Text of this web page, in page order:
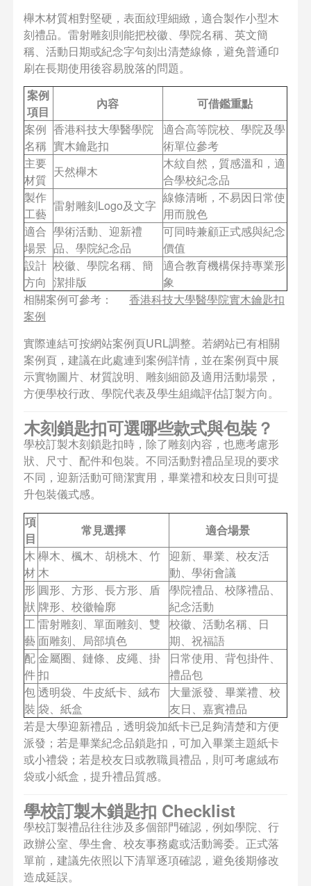
櫸木材質相對堅硬，表面紋理細緻，適合製作小型木
刻禮品。雷射雕刻則能把校徽、學院名稱、英文簡
稱、活動日期或紀念字句刻出清楚線條，避免普通印
刷在長期使用後容易脫落的問題。
案例
項目
內容
可借鑑重點
案例
名稱
香港科技大學醫學院
實木鑰匙扣
適合高等院校、學院及學
術單位參考
主要
材質
天然櫸木
木紋自然，質感溫和，適
合學校紀念品
製作
工藝
雷射雕刻Logo及文字
線條清晰，不易因日常使
用而脫色
適合
場景
學術活動、迎新禮
品、學院紀念品
可同時兼顧正式感與紀念
價值
設計
方向
校徽、學院名稱、簡
潔排版
適合教育機構保持專業形
象
相關案例可參考： 香港科技大學醫學院實木鑰匙扣
案例
實際連結可按網站案例頁URL調整。若網站已有相關
案例頁，建議在此處連到案例詳情，並在案例頁中展
示實物圖片、材質說明、雕刻細節及適用活動場景，
方便學校行政、學院代表及學生組織評估訂製方向。
木刻鎖匙扣可選哪些款式與包裝？
學校訂製木刻鎖匙扣時，除了雕刻內容，也應考慮形
狀、尺寸、配件和包裝。不同活動對禮品呈現的要求
不同，迎新活動可簡潔實用，畢業禮和校友日則可提
升包裝儀式感。
項
目
常見選擇
適合場景
木
材
櫸木、楓木、胡桃木、竹
木
迎新、畢業、校友活
動、學術會議
形
狀
圓形、方形、長方形、盾
牌形、校徽輪廓
學院禮品、校隊禮品、
紀念活動
工
藝
雷射雕刻、單面雕刻、雙
面雕刻、局部填色
校徽、活動名稱、日
期、祝福語
配
件
金屬圈、鏈條、皮繩、掛
扣
日常使用、背包掛件、
禮品包
包
裝
透明袋、牛皮紙卡、絨布
袋、紙盒
大量派發、畢業禮、校
友日、嘉賓禮品
若是大學迎新禮品，透明袋加紙卡已足夠清楚和方便
派發；若是畢業紀念品鎖匙扣，可加入畢業主題紙卡
或小禮袋；若是校友日或教職員禮品，則可考慮絨布
袋或小紙盒，提升禮品質感。
學校訂製木鎖匙扣 Checklist
學校訂製禮品往往涉及多個部門確認，例如學院、行
政辦公室、學生會、校友事務處或活動籌委。正式落
單前，建議先依照以下清單逐項確認，避免後期修改
造成延誤。